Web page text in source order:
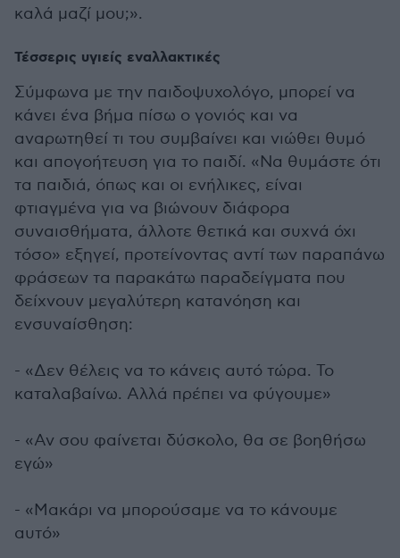
καλά μαζί μου;».
Τέσσερις υγιείς εναλλακτικές
Σύμφωνα με την παιδοψυχολόγο, μπορεί να
κάνει ένα βήμα πίσω ο γονιός και να
αναρωτηθεί τι του συμβαίνει και νιώθει θυμό
και απογοήτευση για το παιδί. «Να θυμάστε ότι
τα παιδιά, όπως και οι ενήλικες, είναι
φτιαγμένα για να βιώνουν διάφορα
συναισθήματα, άλλοτε θετικά και συχνά όχι
τόσο» εξηγεί, προτείνοντας αντί των παραπάνω
φράσεων τα παρακάτω παραδείγματα που
δείχνουν μεγαλύτερη κατανόηση και
ενσυναίσθηση:
- «Δεν θέλεις να το κάνεις αυτό τώρα. Το
καταλαβαίνω. Αλλά πρέπει να φύγουμε»
- «Αν σου φαίνεται δύσκολο, θα σε βοηθήσω
εγώ»
- «Μακάρι να μπορούσαμε να το κάνουμε
αυτό»